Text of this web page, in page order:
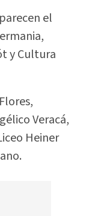
el
y Cultura
Veracá,
Heiner